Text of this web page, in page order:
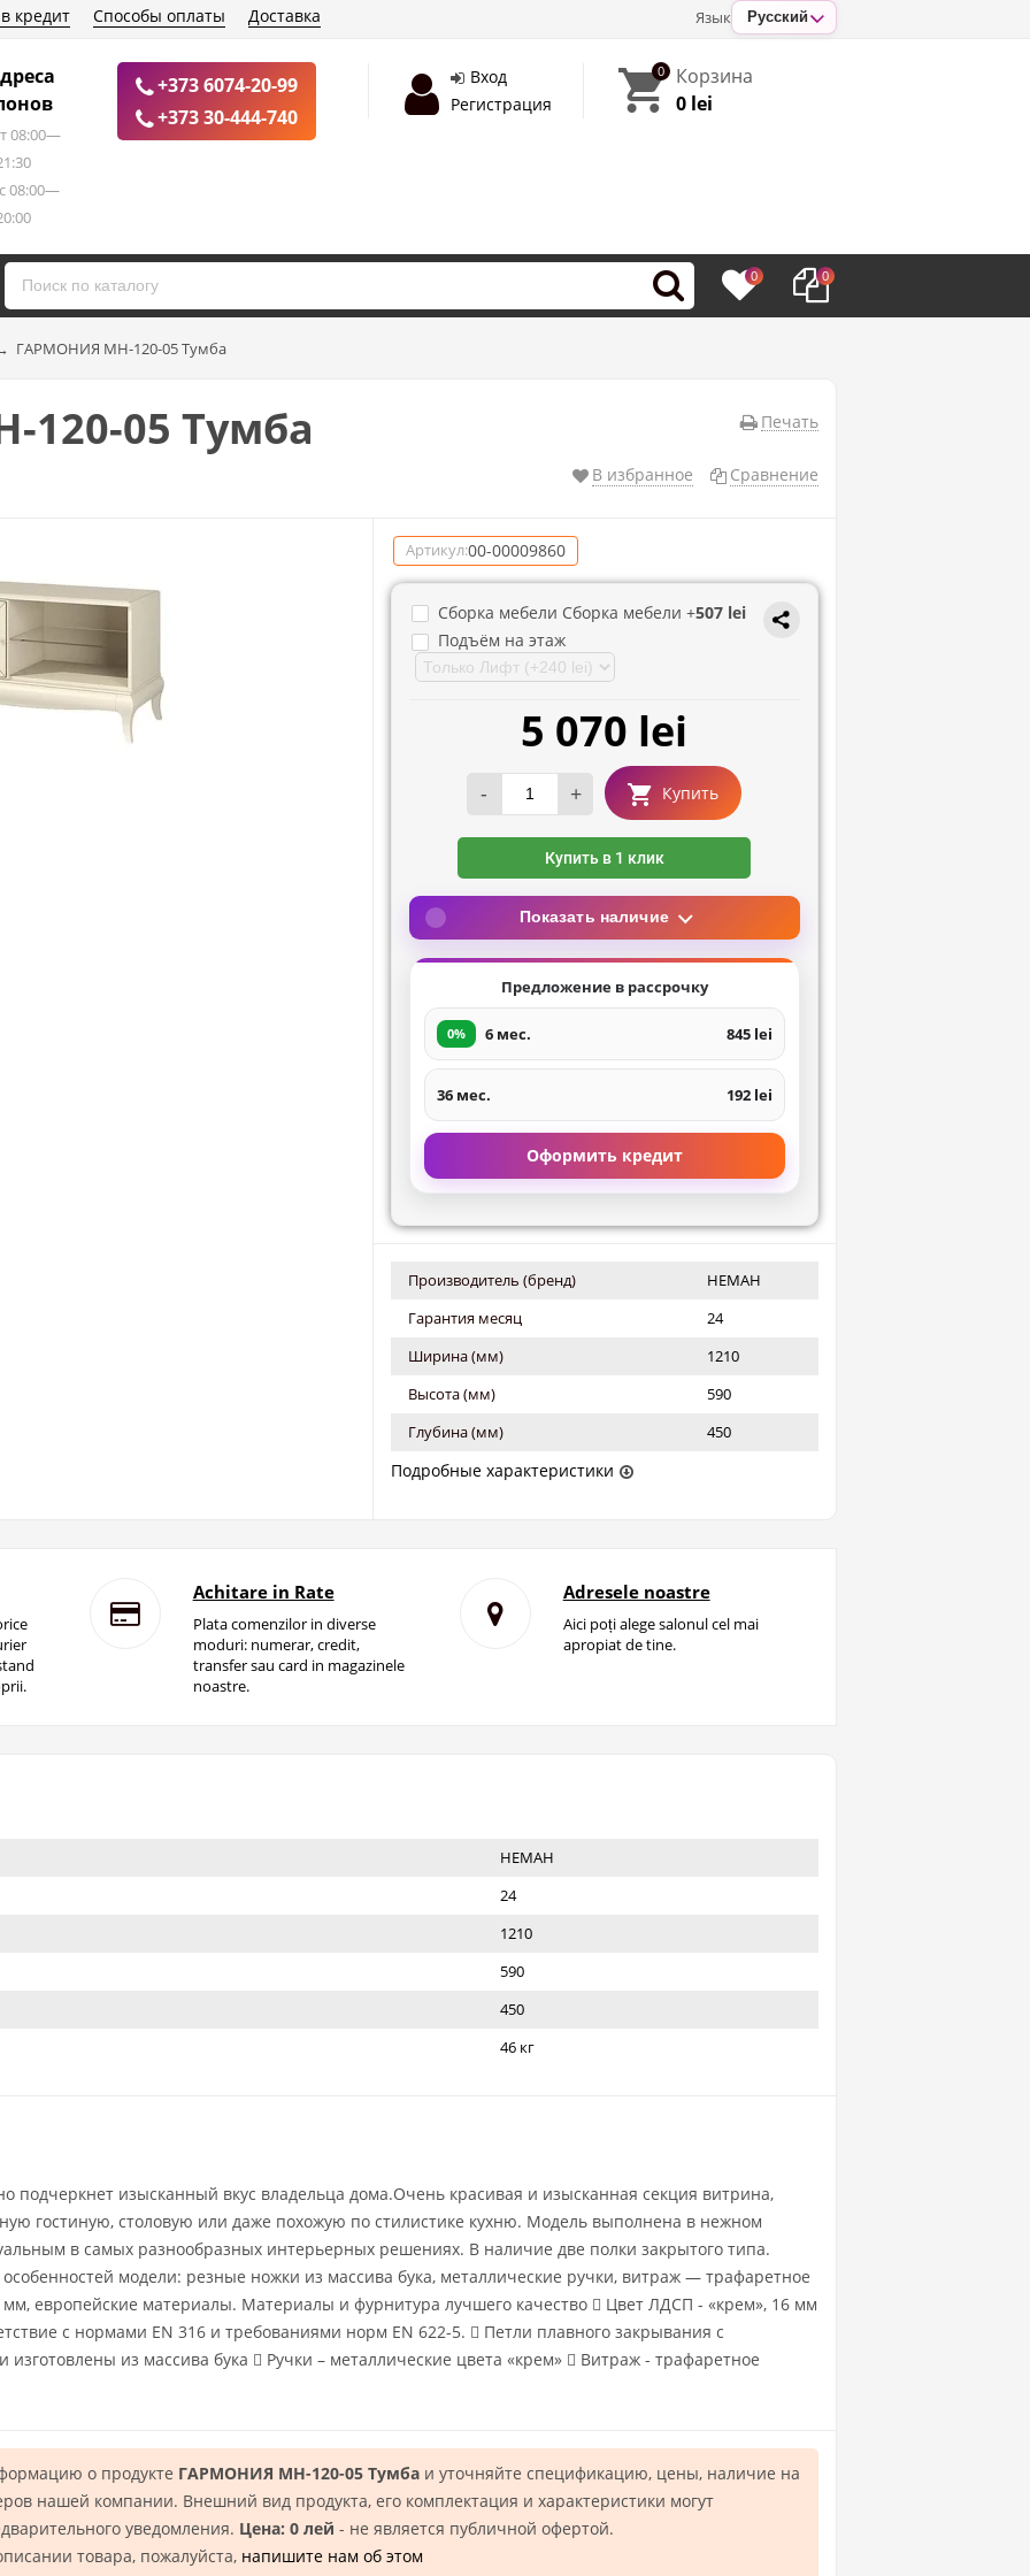
Язык Русский
кредит Способы оплаты Доставка
08:00—
08:00—
+373 6074-20-99
+373 30-444-740
Вход
Регистрация
0
Корзина
0 lei
0 0
ГАРМОНИЯ МН-120-05 Тумба
Печать
05 Тумба
В избранное Сравнение
Артикул:00-00009860
Сборка мебели Сборка мебели +507 lei
Подъём на этаж
5 070 lei
- + Купить
Купить в 1 клик
Показать наличие
Предложение в рассрочку
0% 6 мес. 845 lei
36 мес. 192 lei
Оформить кредит
Производитель (бренд)
НЕМАН
Гарантия месяц
24
Ширина (мм)
1210
Высота (мм)
590
Глубина (мм)
450
Подробные характеристики
Achitare in Rate
Plata comenzilor in diverse
moduri: numerar, credit,
transfer sau card in magazinele
noastre.
Adresele noastre
Aici poți alege salonul cel mai
apropiat de tine.
НЕМАН
24
1210
590
450
46 кг
подчеркнет изысканный вкус владельца дома.Очень красивая и изысканная секция витрина,
гостиную, столовую или даже похожую по стилистике кухню. Модель выполнена в нежном
в самых разнообразных интерьерных решениях. В наличие две полки закрытого типа.
модели: резные ножки из массива бука, металлические ручки, витраж — трафаретное
европейские материалы. Материалы и фурнитура лучшего качество  Цвет ЛДСП - «крем», 16 мм
с нормами EN 316 и требованиями норм EN 622-5.  Петли плавного закрывания с
из массива бука  Ручки – металлические цвета «крем»  Витраж - трафаретное
о продукте ГАРМОНИЯ МН-120-05 Тумба и уточняйте спецификацию, цены, наличие на
нашей компании. Внешний вид продукта, его комплектация и характеристики могут
уведомления. Цена: 0 лей - не является публичной офертой.
товара, пожалуйста, напишите нам об этом